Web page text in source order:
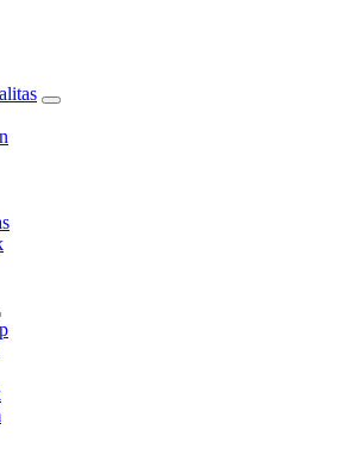
BERTELINGA